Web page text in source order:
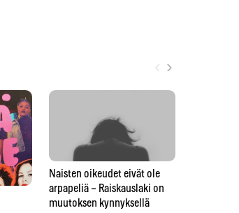
›
Naisten oikeudet eivät ole
arpapeliä – Raiskauslaki on
muutoksen kynnyksellä